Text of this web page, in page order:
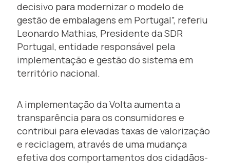
decisivo para modernizar o modelo de
gestão de embalagens em Portugal”, referiu
Leonardo Mathias, Presidente da SDR
Portugal, entidade responsável pela
implementação e gestão do sistema em
território nacional.
A implementação da Volta aumenta a
transparência para os consumidores e
contribui para elevadas taxas de valorização
e reciclagem, através de uma mudança
efetiva dos comportamentos dos cidadãos-